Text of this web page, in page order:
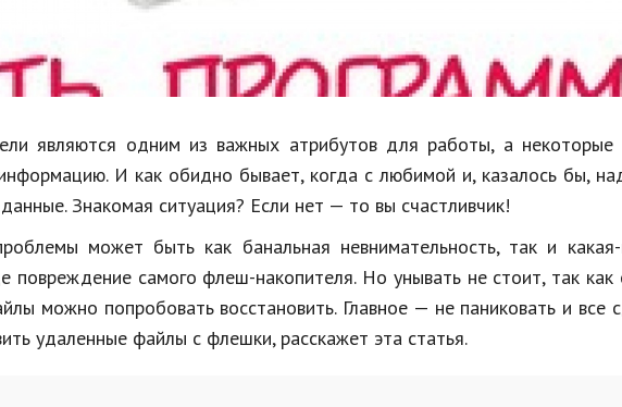
Еда и напитки
являются одним из важных атрибутов для работы, а некоторые
И как обидно бывает, когда с любимой и, казалось бы,
Знакомая ситуация? Если нет — то вы счастливчик!
может быть как банальная невнимательность, так и
самого флеш-накопителя. Но унывать не стоит, так
можно попробовать восстановить. Главное — не паниковать и все
удаленные файлы с флешки, расскажет эта статья.